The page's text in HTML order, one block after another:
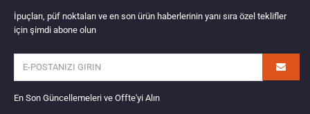
İpuçları, püf noktaları ve en son ürün haberlerinin yanı sıra özel teklifler
için şimdi abone olun
En Son Güncellemeleri ve Offte'yi Alın